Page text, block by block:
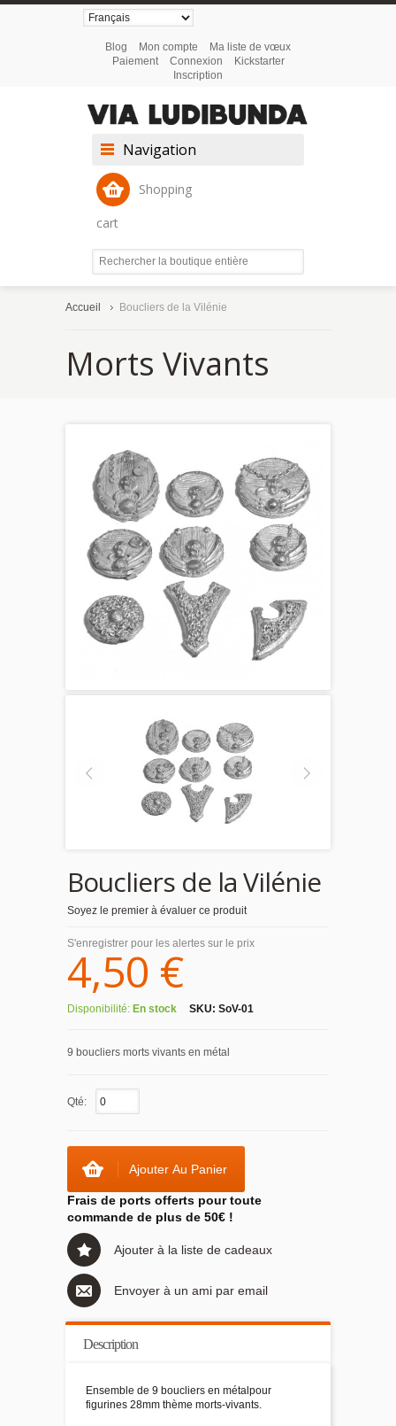
Blog Mon compte
Ma liste de vœux
Paiement
Connexion
Kickstarter
Inscription
Navigation
Shopping
cart
Accueil Boucliers de la Vilénie
Morts Vivants
Boucliers de la Vilénie
Soyez le premier à évaluer ce produit
S'enregistrer pour les alertes sur le prix
4,50 €
Disponibilité: En stock SKU: SoV-01
9 boucliers morts vivants en métal
Qté:
Ajouter Au Panier
Frais de ports offerts pour toute
commande de plus de 50€ !
Ajouter à la liste de cadeaux
Envoyer à un ami par email
Description
Ensemble de 9 boucliers en métalpour
figurines 28mm thème morts-vivants.